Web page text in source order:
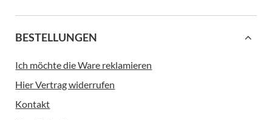
BESTELLUNGEN
Ich möchte die Ware reklamieren
Hier Vertrag widerrufen
Kontakt